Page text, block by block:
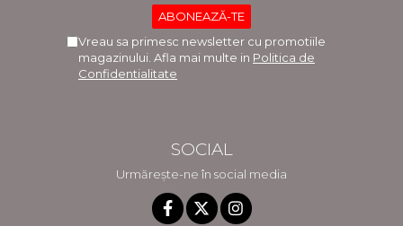
Vreau sa primesc newsletter cu promotiile
magazinului. Afla mai multe in Politica de
Confidentialitate
SOCIAL
Urmărește-ne în social media